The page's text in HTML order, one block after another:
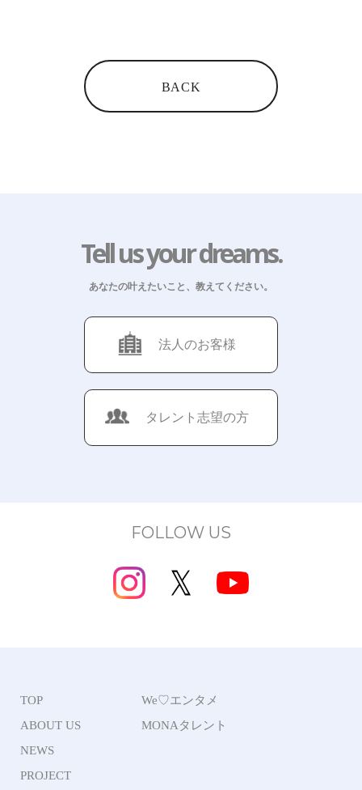
BACK
Tell us your dreams.
あなたの叶えたいこと、教えてください。
法人のお客様
タレント志望の方
FOLLOW US
TOP
ABOUT US
NEWS
PROJECT
We♡エンタメ
MONAタレント